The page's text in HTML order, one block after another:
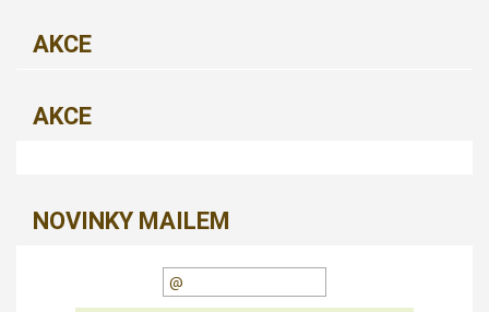
AKCE
AKCE
NOVINKY MAILEM